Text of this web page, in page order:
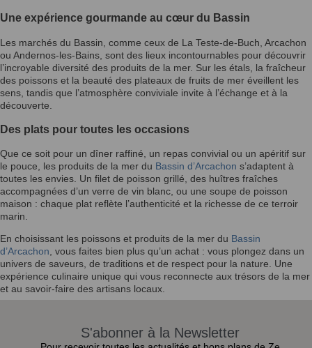
Une expérience gourmande au cœur du Bassin
Les marchés du Bassin, comme ceux de La Teste-de-Buch, Arcachon
ou Andernos-les-Bains, sont des lieux incontournables pour découvrir
l’incroyable diversité des produits de la mer. Sur les étals, la fraîcheur
des poissons et la beauté des plateaux de fruits de mer éveillent les
sens, tandis que l’atmosphère conviviale invite à l’échange et à la
découverte.
Des plats pour toutes les occasions
Que ce soit pour un dîner raffiné, un repas convivial ou un apéritif sur
le pouce, les produits de la mer du Bassin d’Arcachon s’adaptent à
toutes les envies. Un filet de poisson grillé, des huîtres fraîches
accompagnées d’un verre de vin blanc, ou une soupe de poisson
maison : chaque plat reflète l’authenticité et la richesse de ce terroir
marin.
En choisissant les poissons et produits de la mer du Bassin
d’Arcachon, vous faites bien plus qu’un achat : vous plongez dans un
univers de saveurs, de traditions et de respect pour la nature. Une
expérience culinaire unique qui vous reconnecte aux trésors de la mer
et au savoir-faire des artisans locaux.
S'abonner à la Newsletter